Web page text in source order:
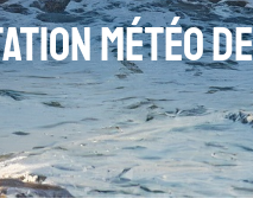
météo